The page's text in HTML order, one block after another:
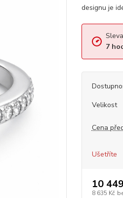
designu je
7
Velikost
Cena
Ušetříte
10
8 635 Kč